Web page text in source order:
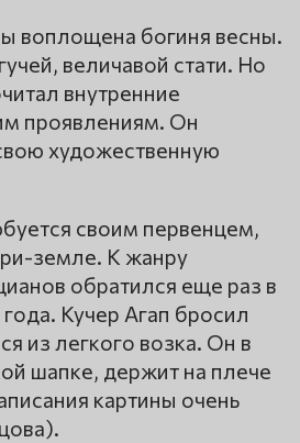
воплощена богиня весны.
величавой стати. Но
внутренние
проявлениям. Он
художественную
своим первенцем,
земле. К жанру
обратился еще раз в
Кучер Aгап бросил
из легкого возка. Он в
шапке, держит на плече
картины очень